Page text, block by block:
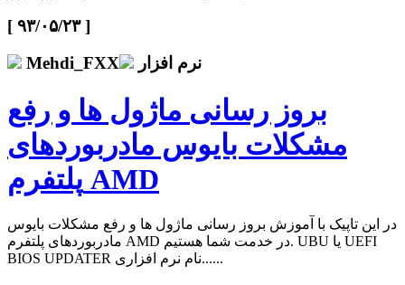
[ ۹۳/۰۵/۲۳ ]
Mehdi_FXX
نرم افزار
بروز رسانی ماژول ها و رفع
مشکلات بایوس مادربوردهای
پلتفرم AMD
در این تاپیک با آموزش بروز رسانی ماژول ها و رفع مشکلات بایوس
مادربوردهای پلتفرم AMD در خدمت شما هستیم. UBU یا UEFI
BIOS UPDATER نام نرم افزاری......